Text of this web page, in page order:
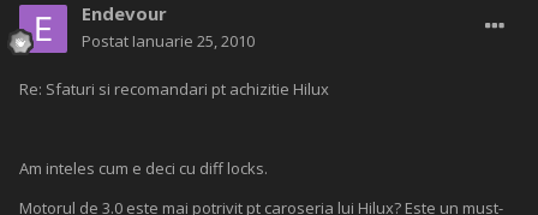
Endevour
Postat Ianuarie 25, 2010
Re: Sfaturi si recomandari pt achizitie Hilux
Am inteles cum e deci cu diff locks.
Motorul de 3.0 este mai potrivit pt caroseria lui Hilux? Este un must-